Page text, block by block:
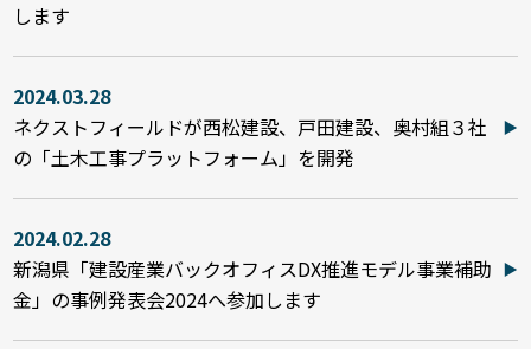
します
2024.03.28
ネクストフィールドが西松建設、戸田建設、奥村組３社
の「土木工事プラットフォーム」を開発
2024.02.28
新潟県「建設産業バックオフィスDX推進モデル事業補助
金」の事例発表会2024へ参加します